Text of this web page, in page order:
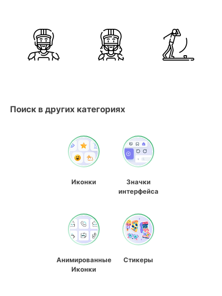
Поиск в других категориях
Иконки
Значки
интерфейса
Анимированные
Иконки
Стикеры